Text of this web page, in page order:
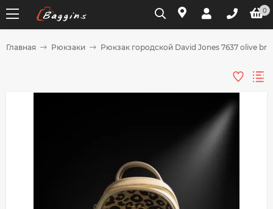
0
Главная Рюкзаки Рюкзак городской David Jones 7637 olive
Разбейте
График платежей